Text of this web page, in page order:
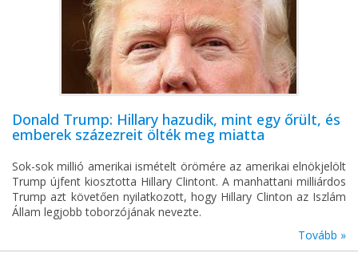
Donald Trump: Hillary hazudik, mint egy őrült, és
emberek százezreit ölték meg miatta
Sok-sok millió amerikai ismételt örömére az amerikai elnökjelölt
Trump újfent kiosztotta Hillary Clintont. A manhattani milliárdos
Trump azt követően nyilatkozott, hogy Hillary Clinton az Iszlám
Állam legjobb toborzójának nevezte.
Tovább »